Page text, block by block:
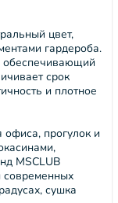
цвет,
гардероба.
обеспечивающий
срок
и плотное
прогулок и
MSCLUB
современных
сушка